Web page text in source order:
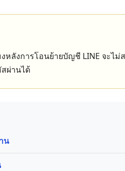
หลังการโอนย้ายบัญชี LINE จะไม่
ผ่านได้
น